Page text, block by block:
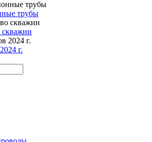
трубы
скважин
г.